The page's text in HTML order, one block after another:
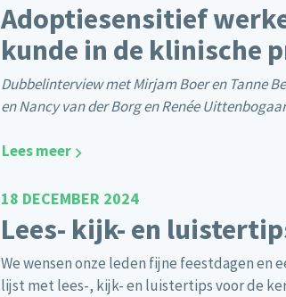
Adoptiesensitief
kunde in de klinische
Dubbelinterview met Mirjam Boer en Tanne
en Nancy van der Borg en Renée
Lees meer
18 DECEMBER 2024
Lees- kijk- en
We wensen onze leden fijne feestdagen en
lijst met lees-, kijk- en luistertips voor de